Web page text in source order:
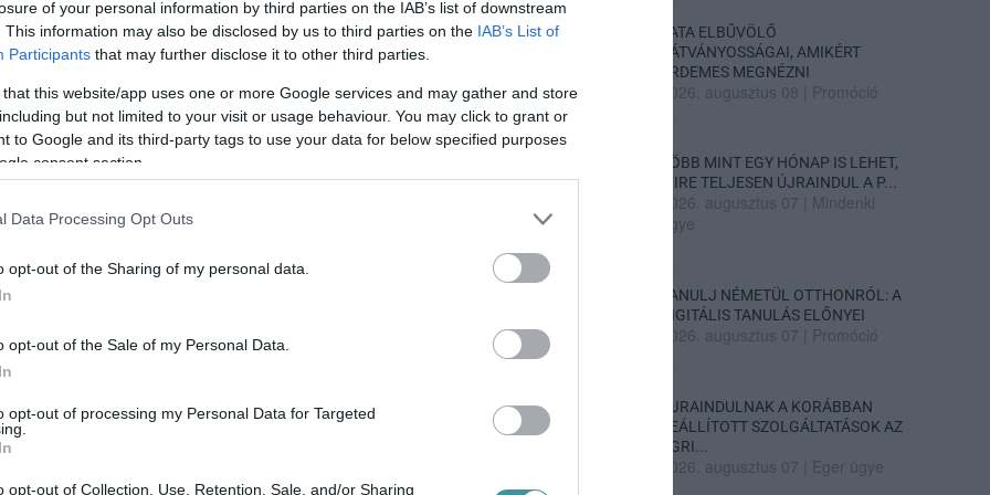
of your personal information by third parties on the IAB’s list of downstream
This information may also be disclosed by us to third parties on the IAB’s List of
Participants that may further disclose it to other third parties.
that this website/app uses one or more Google services and may gather and store
but not limited to your visit or usage behaviour. You may click to grant or
to Google and its third-party tags to use your data for below specified purposes
consent section.
Data Processing Opt Outs
opt-out of the Sharing of my personal data.
opt-out of the Sale of my Personal Data.
opt-out of processing my Personal Data for Targeted
opt-out of Collection, Use, Retention, Sale, and/or Sharing
elkerülése érdekében előre
TATA ELBŰVÖLŐ
LÁTVÁNYOSSÁGAI, AMIKÉRT
ÉRDEMES MEGNÉZNI
2026. augusztus 08 Promóció
TÖBB MINT EGY HÓNAP IS LEHET,
MIRE TELJESEN ÚJRAINDUL A P...
2026. augusztus 07
Mindenki
ügye
TANULJ NÉMETÜL OTTHONRÓL: A
DIGITÁLIS TANULÁS ELŐNYEI
2026. augusztus 07 Promóció
ÚJRAINDULNAK A KORÁBBAN
LEÁLLÍTOTT SZOLGÁLTATÁSOK AZ
EGRI...
2026. augusztus 07 Eger ügye